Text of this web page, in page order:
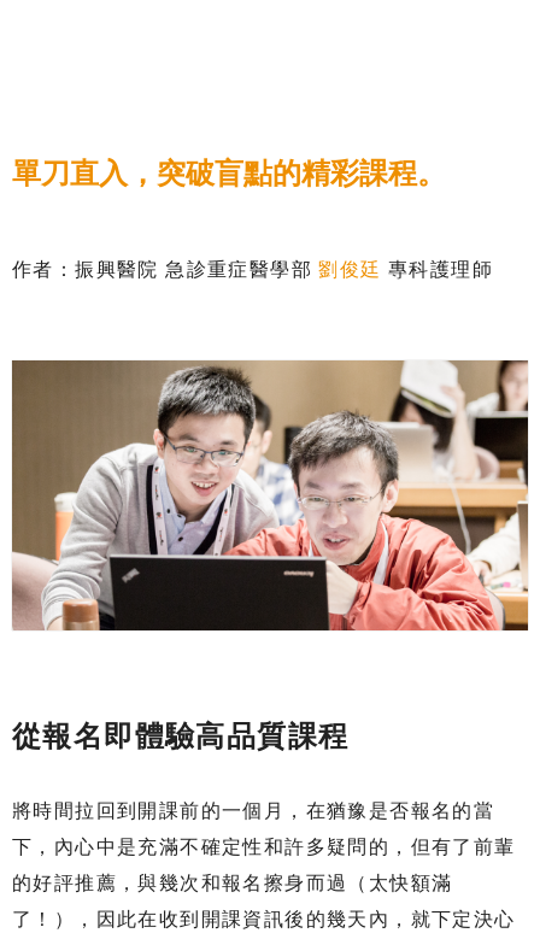
單刀直入，突破盲點的精彩課程。
作者：振興醫院 急診重症醫學部劉俊廷 專科護理師
從報名即體驗高品質課程
將時間拉回到開課前的一個月，在猶豫是否報名的當
下，內心中是充滿不確定性和許多疑問的，但有了前輩
的好評推薦，與幾次和報名擦身而過（太快額滿
了！），因此在收到開課資訊後的幾天內，就下定決心